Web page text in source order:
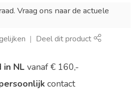
Vraag ons naar de actuele
Deel dit product
in NL vanaf € 160,-
contact